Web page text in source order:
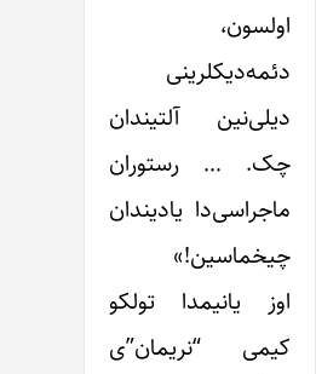
اولسون،
دئمه‌دیکلرینی
دیلی‌نین آلتیندان
چک. … رستوران
ماجراسی‌دا یادیندان
چیخماسین!»
اوز یانیمدا تولکو
کیمی “نریمان”ی